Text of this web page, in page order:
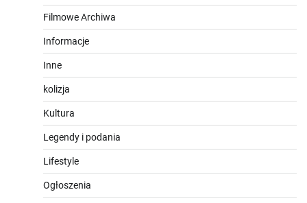
Filmowe Archiwa
Informacje
Inne
kolizja
Kultura
Legendy i podania
Lifestyle
Ogłoszenia